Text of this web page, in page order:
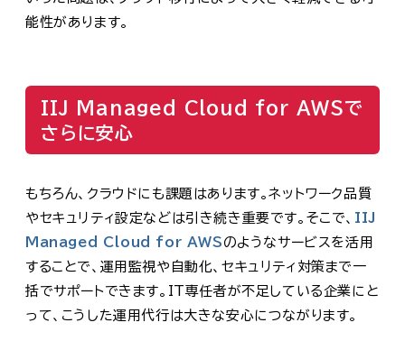
能性があります。
IIJ Managed Cloud for AWSで
さらに安心
もちろん、クラウドにも課題はあります。ネットワーク品質
やセキュリティ設定などは引き続き重要です。そこで、 IIJ
Managed Cloud for AWS のようなサービスを活用
することで、運用監視や自動化、セキュリティ対策まで一
括でサポートできます。IT専任者が不足している企業にと
って、こうした運用代行は大きな安心につながります。